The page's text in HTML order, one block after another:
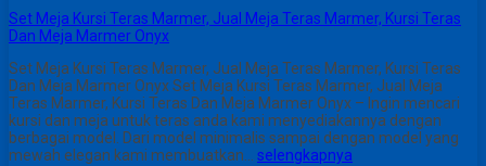
Set Meja Kursi Teras Marmer, Jual Meja Teras Marmer, Kursi Teras
Dan Meja Marmer Onyx
Set Meja Kursi Teras Marmer, Jual Meja Teras Marmer, Kursi Teras
Dan Meja Marmer Onyx Set Meja Kursi Teras Marmer, Jual Meja
Teras Marmer, Kursi Teras Dan Meja Marmer Onyx – Ingin mencari
kursi dan meja untuk teras anda kami menyediakannya dengan
berbagai model. Dari model minimalis sampai dengan model yang
mewah elegan kami membuatkan… selengkapnya